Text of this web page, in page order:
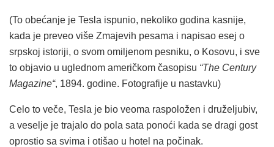
(To obećanje je Tesla ispunio, nekoliko godina kasnije,
kada je preveo više Zmajevih pesama i napisao esej o
srpskoj istoriji, o svom omiljenom pesniku, o Kosovu, i sve
to objavio u uglednom američkom časopisu “The Century
Magazine“, 1894. godine. Fotografije u nastavku)
Celo to veče, Tesla je bio veoma raspoložen i druželjubiv,
a veselje je trajalo do pola sata ponoći kada se dragi gost
oprostio sa svima i otišao u hotel na počinak.